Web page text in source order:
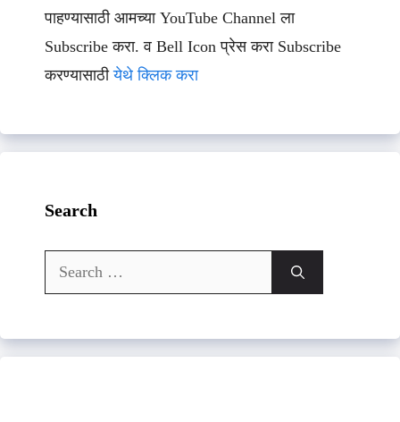
पाहण्यासाठी आमच्या YouTube Channel ला
Subscribe करा. व Bell Icon प्रेस करा Subscribe
करण्यासाठीयेथे क्लिक करा
Search
Search
for: